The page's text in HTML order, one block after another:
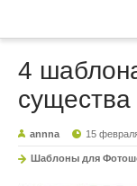
4
существа
annna 15
Шаблоны для